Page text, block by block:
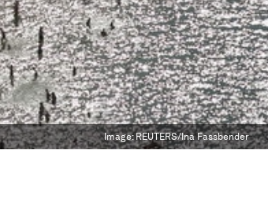
Image: REUTERS/Ina Fassbender